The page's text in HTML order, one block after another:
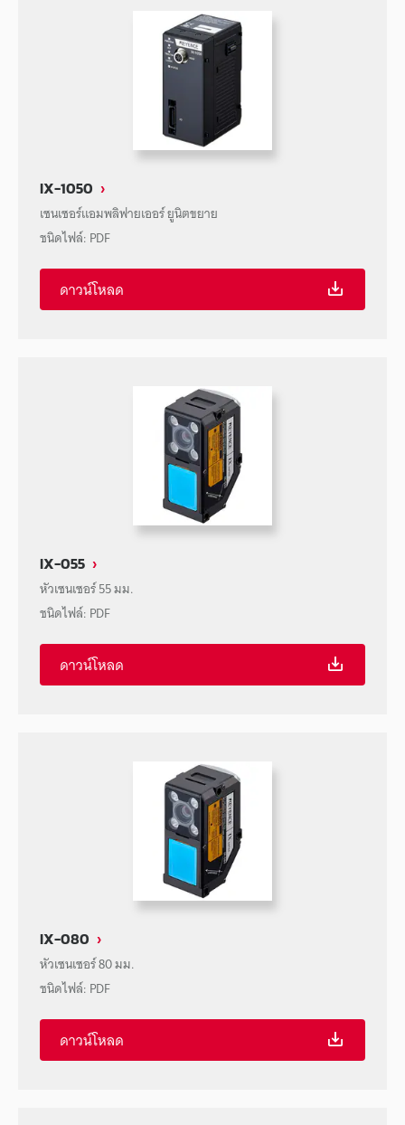
IX-1050
เซนเซอร์แอมพลิฟายเออร์ ยูนิตขยาย
ชนิดไฟล์: PDF
ดาวน์โหลด
IX-055
หัวเซนเซอร์ 55 มม.
ชนิดไฟล์: PDF
ดาวน์โหลด
IX-080
หัวเซนเซอร์ 80 มม.
ชนิดไฟล์: PDF
ดาวน์โหลด